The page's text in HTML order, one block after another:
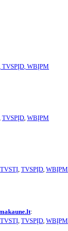
TVSPĮD, WBĮPM
TVSPĮD, WBĮPM
TVSTĮ, TVSPĮD, WBĮPM
:
TVSTĮ, TVSPĮD, WBĮPM